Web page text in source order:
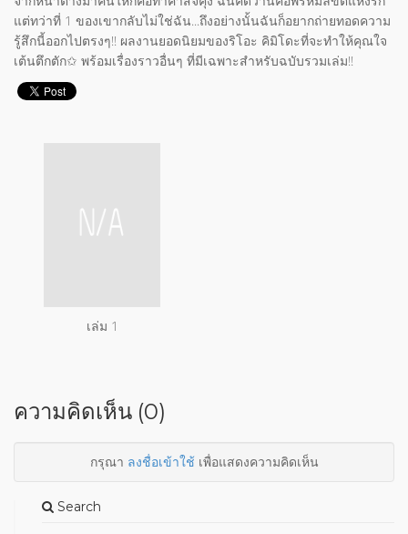
แต่ทว่าที่ 1 ของเขากลับไม่ใช่ฉัน...ถึงอย่างนั้นฉันก็อยากถ่ายทอดความ
รู้สึกนี้ออกไปตรงๆ!! ผลงานยอดนิยมของริโอะ คิมิโดะที่จะทำให้คุณใจ
เต้นตึกตัก✩ พร้อมเรื่องราวอื่นๆ ที่มีเฉพาะสำหรับฉบับรวมเล่ม!!
เล่ม 1
ความคิดเห็น (0)
กรุณา ลงชื่อเข้าใช้เพื่อแสดงความคิดเห็น
Search